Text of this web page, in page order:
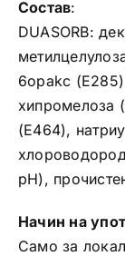
Состав:
DUASORB:
6opakc
хипромелоза
(Е464),
рН),
Начин на
Само за